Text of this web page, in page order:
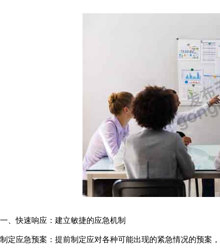
一、快速响应：建立敏捷的应急机制
制定应急预案：提前制定应对各种可能出现的紧急情况的预案